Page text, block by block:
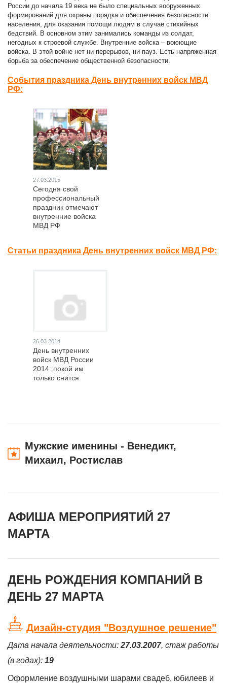
России до начала 19 века не было специальных вооруженных
формирований для охраны порядка и обеспечения безопасности
населения, для оказания помощи людям в случае стихийных
бедствий. В основном этим занимались команды из солдат,
негодных к строевой службе. Внутренние войска – воюющие
войска. В этой войне нет ни перерывов, ни пауз. Есть напряженная
борьба за обеспечение общественной безопасности.
События праздника День внутренних войск МВД
РФ:
27.03.2015
Сегодня свой
профессиональный
праздник отмечают
внутренние войска
МВД РФ
Статьи праздника День внутренних войск МВД РФ:
26.03.2014
День внутренних
войск МВД России
2014: покой им
только снится
Мужские именины - Венедикт,
Михаил, Ростислав
АФИША МЕРОПРИЯТИЙ 27
МАРТА
ДЕНЬ РОЖДЕНИЯ КОМПАНИЙ В
ДЕНЬ 27 МАРТА
Дизайн-студия "Воздушное решение"
Дата начала деятельности: 27.03.2007, стаж работы
(в годах): 19
Оформление воздушными шарами свадеб, юбилеев и